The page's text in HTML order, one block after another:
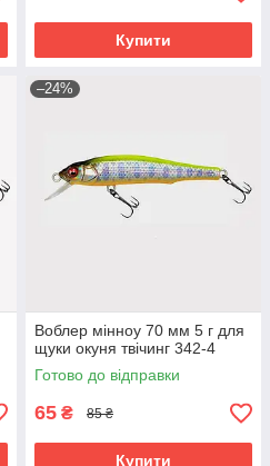
Купити
–24%
Воблер мінноу 70 мм 5 г для
щуки окуня твічинг 342-4
Готово до відправки
65 ₴ 85 ₴
Купити